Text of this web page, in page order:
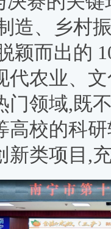
造、乡村
颖而出的
代农业、
门领域,既
高校的科
新类项目,